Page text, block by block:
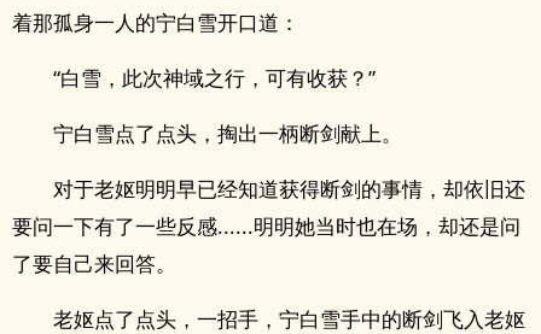
着那孤身一人的宁白雪开口道：
“白雪，此次神域之行，可有收获？”
宁白雪点了点头，掏出一柄断剑献上。
对于老妪明明早已经知道获得断剑的事情，却依旧还
要问一下有了一些反感......明明她当时也在场，却还是问
了要自己来回答。
老妪点了点头，一招手，宁白雪手中的断剑飞入老妪